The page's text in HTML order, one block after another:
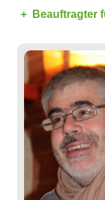
Beauftragter